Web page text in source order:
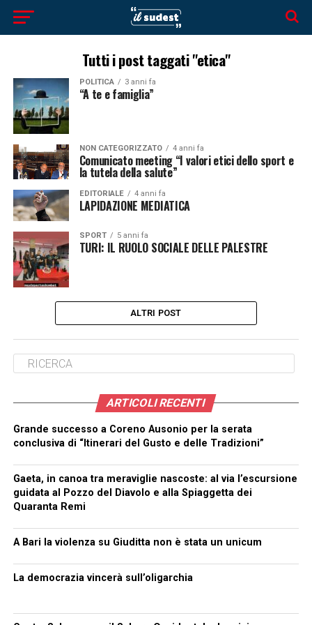
Tutti i post taggati "etica"
POLITICA 3 anni fa
“A te e famiglia”
NON CATEGORIZZATO 4 anni fa
Comunicato meeting “I valori etici dello sport e
la tutela della salute”
EDITORIALE 4 anni fa
LAPIDAZIONE MEDIATICA
SPORT 5 anni fa
TURI: IL RUOLO SOCIALE DELLE PALESTRE
ALTRI POST
ARTICOLI RECENTI
Grande successo a Coreno Ausonio per la serata
conclusiva di “Itinerari del Gusto e delle Tradizioni”
Gaeta, in canoa tra meraviglie nascoste: al via l’escursione
guidata al Pozzo del Diavolo e alla Spiaggetta dei
Quaranta Remi
A Bari la violenza su Giuditta non è stata un unicum
La democrazia vincerà sull’oligarchia